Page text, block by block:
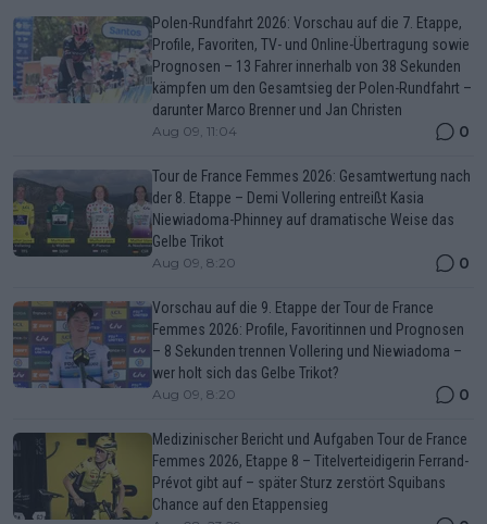
Polen-Rundfahrt 2026: Vorschau auf die 7. Etappe,
Profile, Favoriten, TV- und Online-Übertragung sowie
Prognosen – 13 Fahrer innerhalb von 38 Sekunden
kämpfen um den Gesamtsieg der Polen-Rundfahrt –
darunter Marco Brenner und Jan Christen
Aug 09, 11:04 0
Tour de France Femmes 2026: Gesamtwertung nach
der 8. Etappe – Demi Vollering entreißt Kasia
Niewiadoma-Phinney auf dramatische Weise das
Gelbe Trikot
Aug 09, 8:20 0
Vorschau auf die 9. Etappe der Tour de France
Femmes 2026: Profile, Favoritinnen und Prognosen
– 8 Sekunden trennen Vollering und Niewiadoma –
wer holt sich das Gelbe Trikot?
Aug 09, 8:20 0
Medizinischer Bericht und Aufgaben Tour de France
Femmes 2026, Etappe 8 – Titelverteidigerin Ferrand-
Prévot gibt auf – später Sturz zerstört Squibans
Chance auf den Etappensieg